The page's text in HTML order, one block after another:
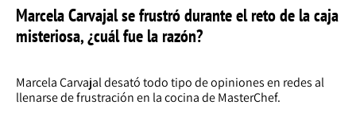
Marcela Carvajal se frustró durante el reto de la caja
misteriosa, ¿cuál fue la razón?
Marcela Carvajal desató todo tipo de opiniones en redes al
llenarse de frustración en la cocina de MasterChef.